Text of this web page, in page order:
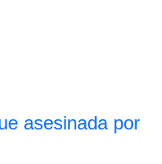
asesinada por